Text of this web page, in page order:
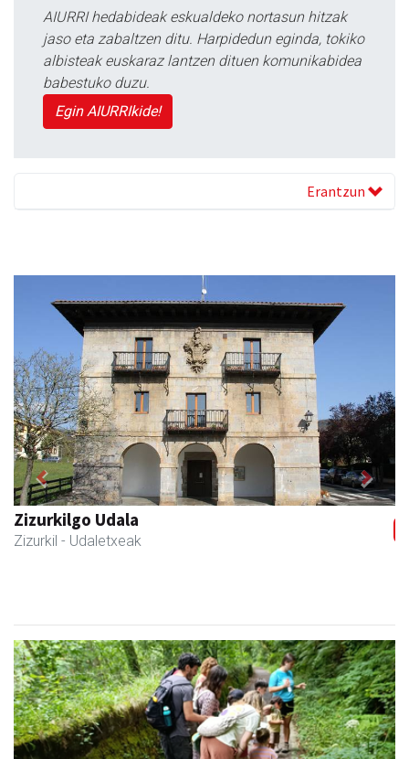
AIURRI hedabideak eskualdeko nortasun hitzak
jaso eta zabaltzen ditu. Harpidedun eginda, tokiko
albisteak euskaraz lantzen dituen komunikabidea
babestuko duzu.
Egin AIURRIkide!
Erantzun
Zizurkilgo Udala
Zizurkil - Udaletxeak
Previous Next